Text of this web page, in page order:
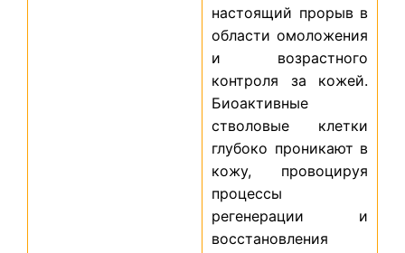
настоящий прорыв в
области омоложения
и возрастного
контроля за кожей.
Биоактивные
стволовые клетки
глубоко проникают в
кожу, провоцируя
процессы
регенерации и
восстановления